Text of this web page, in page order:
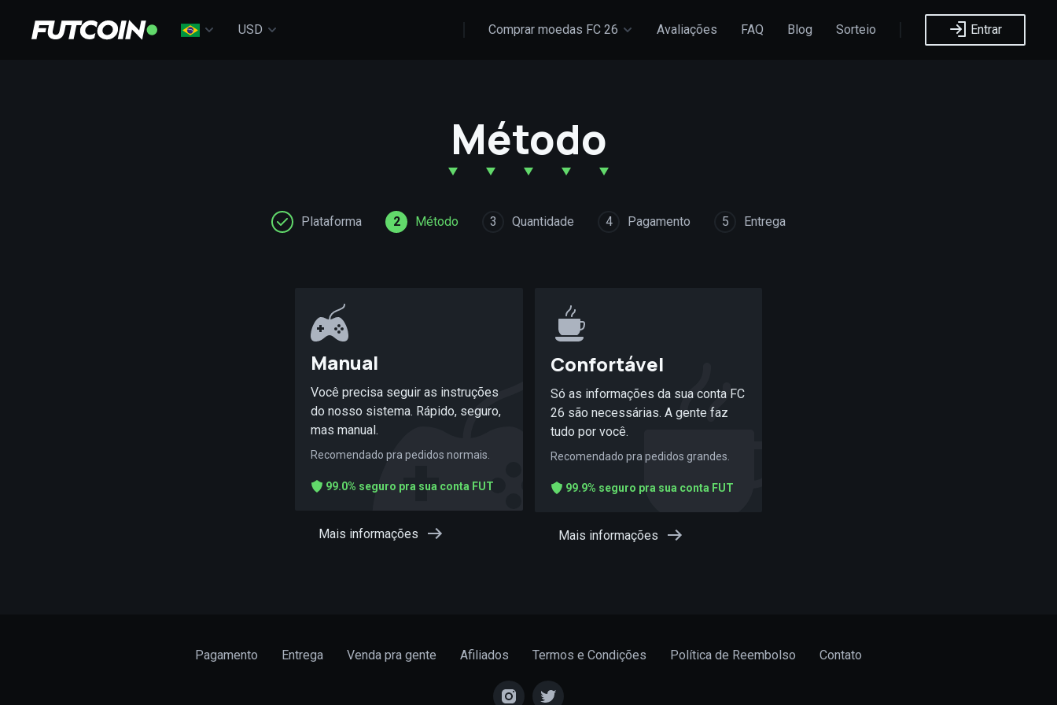
USD Comprar moedas FC 26 Avaliações FAQ Blog Sorteio Entrar
Método
Plataforma 2 Método 3 Quantidade 4 Pagamento 5 Entrega
Manual
Você precisa seguir as instruções
do nosso sistema. Rápido, seguro,
mas manual.
Recomendado pra pedidos normais.
99.0% seguro pra sua conta FUT
Mais informações
Confortável
Só as informações da sua conta FC
26 são necessárias. A gente faz
tudo por você.
Recomendado pra pedidos grandes.
99.9% seguro pra sua conta FUT
Mais informações
Pagamento Entrega Venda pra gente Afiliados Termos e Condições Política de Reembolso Contato